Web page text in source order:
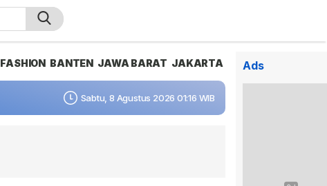
FASHION BANTEN JAWA BARAT JAKARTA
Sabtu, 8 Agustus 2026 01:16 WIB
Ads